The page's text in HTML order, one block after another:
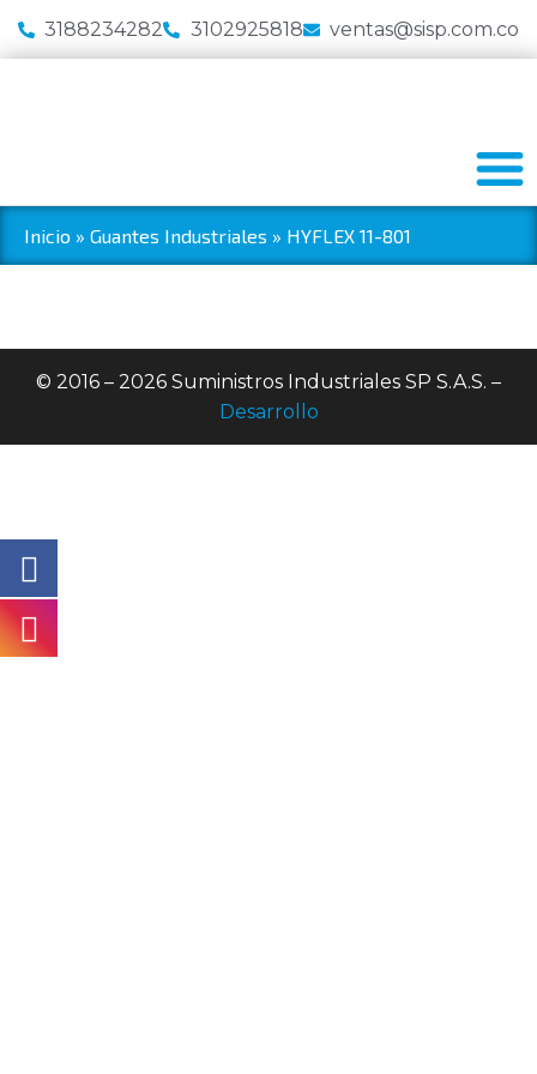
3188234282 3102925818 ventas@sisp.com.co
Inicio » Guantes Industriales » HYFLEX 11-801
© 2016 – 2026 Suministros Industriales SP S.A.S. –
Desarrollo